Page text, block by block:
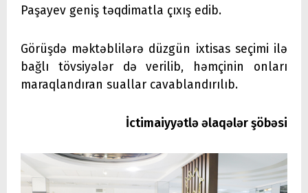
Paşayev geniş təqdimatla çıxış edib.
Görüşdə məktəblilərə düzgün ixtisas seçimi ilə
bağlı tövsiyələr də verilib, həmçinin onları
maraqlandıran suallar cavablandırılıb.
İctimaiyyətlə əlaqələr şöbəsi